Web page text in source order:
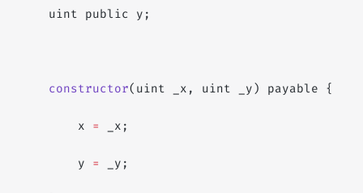
uint public y;
constructor(uint _x, uint _y) payable {
x = _x;
y = _y;